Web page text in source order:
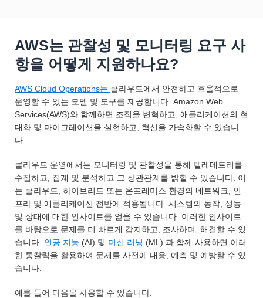
AWS는 관찰성 및 모니터링 요구 사
항을 어떻게 지원하나요?
AWS Cloud Operations는 클라우드에서 안전하고 효율적으로
운영할 수 있는 모델 및 도구를 제공합니다. Amazon Web
Services(AWS)와 함께하면 조직을 변혁하고, 애플리케이션의 현
대화 및 마이그레이션을 실현하고, 혁신을 가속화할 수 있습니
다.
클라우드 운영에서는 모니터링 및 관찰성을 통해 텔레메트리를
수집하고, 집계 및 분석하고 그 상관관계를 밝힐 수 있습니다. 이
는 클라우드, 하이브리드 또는 온프레미스 환경의 네트워크, 인
프라 및 애플리케이션 전반에 적용됩니다. 시스템의 동작, 성능
및 상태에 대한 인사이트를 얻을 수 있습니다. 이러한 인사이트
를 바탕으로 문제를 더 빠르게 감지하고, 조사하며, 해결할 수 있
습니다. 인공 지능 (AI) 및 머신 러닝 (ML) 과 함께 사용하면 이러
한 통찰력을 활용하여 문제를 사전에 대응, 예측 및 예방할 수 있
습니다.
예를 들어 다음을 사용할 수 있습니다.